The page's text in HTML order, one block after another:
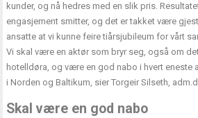
kunder, og nå hedres med en slik pris.
engasjement smitter, og det er takket være
ansatte at vi kunne feire tiårsjubileum for vårt
Vi skal være en aktør som bryr seg, også om
hotelldøra, og være en god nabo i hvert eneste
i Norden og Baltikum, sier Torgeir Silseth,
Skal være en god nabo